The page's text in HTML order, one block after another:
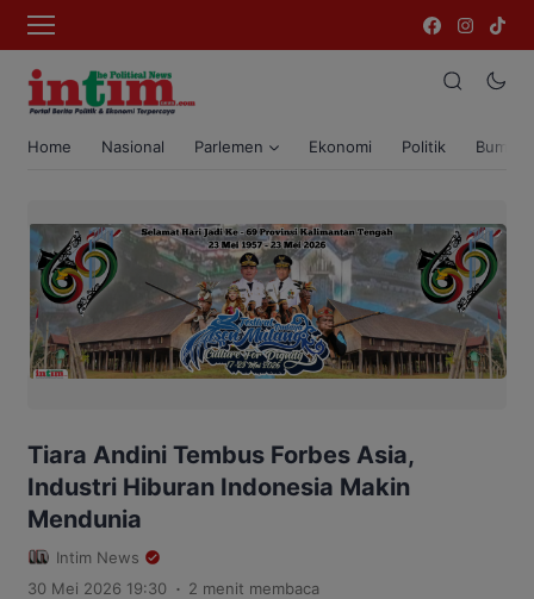
Home Nasional Parlemen Ekonomi Politik Bumi
Tiara Andini Tembus Forbes Asia,
Industri Hiburan Indonesia Makin
Mendunia
Intim News
30 Mei 2026 19:30 . 2 menit membaca